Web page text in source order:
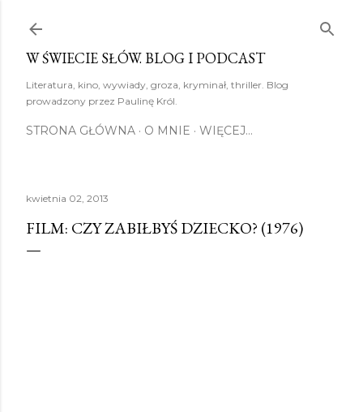
W ŚWIECIE SŁÓW. BLOG I PODCAST
Literatura, kino, wywiady, groza, kryminał, thriller. Blog
prowadzony przez Paulinę Król.
STRONA GŁÓWNA O MNIE WIĘCEJ…
kwietnia 02, 2013
FILM: CZY ZABIŁBYŚ DZIECKO? (1976)